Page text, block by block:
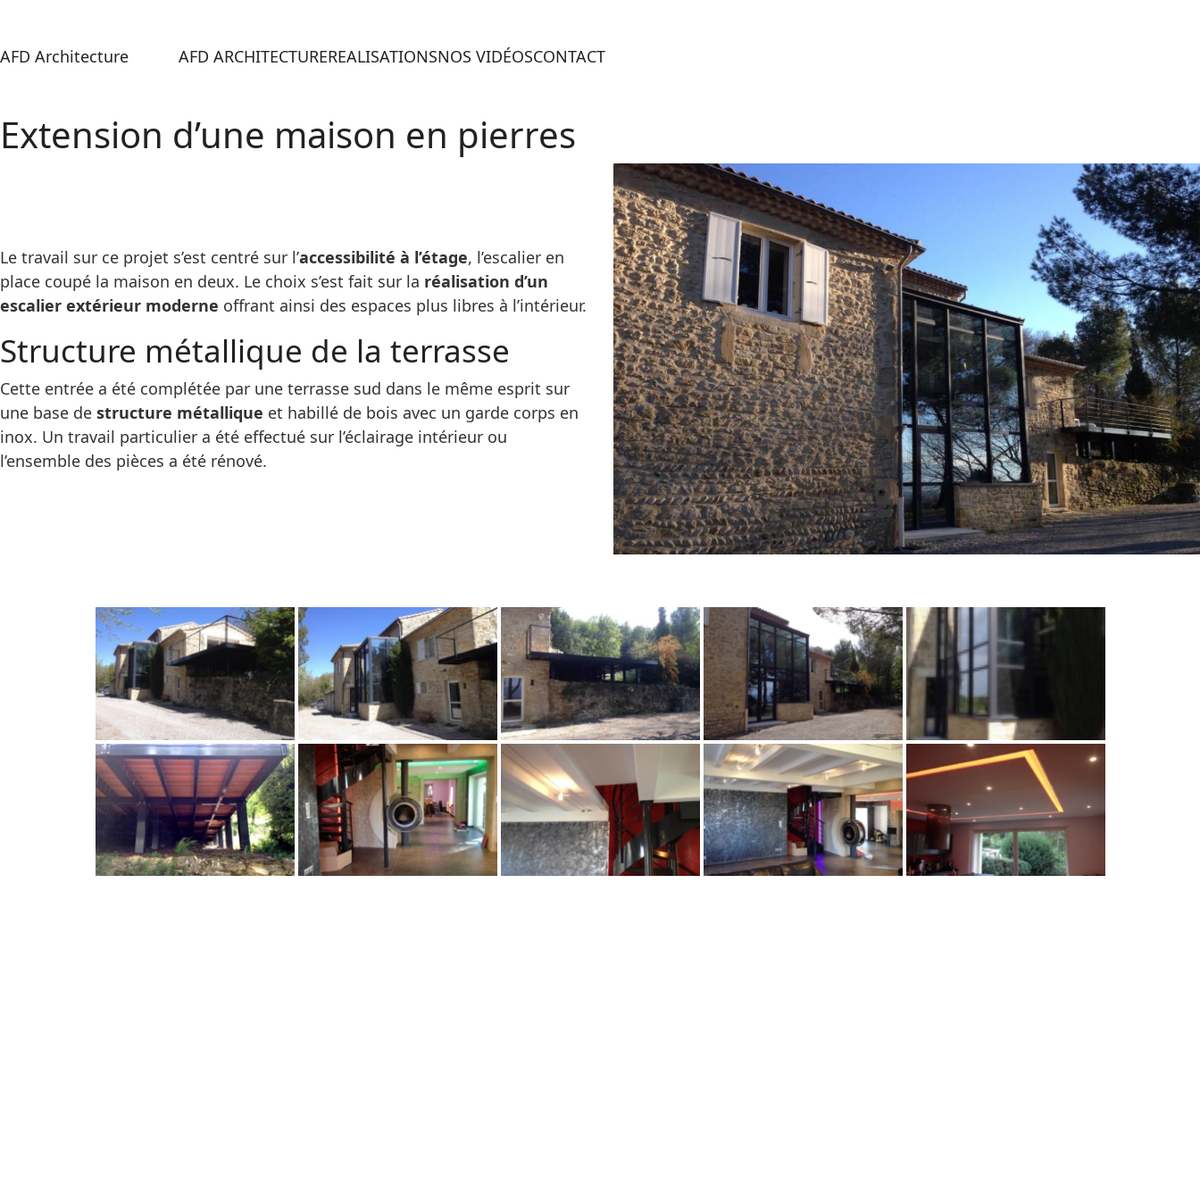
AFD Architecture AFD ARCHITECTUREREALISATIONSNOS VIDÉOSCONTACT
Extension d’une maison en pierres
Le travail sur ce projet s’est centré sur l’accessibilité à l’étage, l’escalier en
place coupé la maison en deux. Le choix s’est fait sur la réalisation d’un
escalier extérieur moderne offrant ainsi des espaces plus libres à l’intérieur.
Structure métallique de la terrasse
Cette entrée a été complétée par une terrasse sud dans le même esprit sur
une base de structure métallique et habillé de bois avec un garde corps en
inox. Un travail particulier a été effectué sur l’éclairage intérieur ou
l’ensemble des pièces a été rénové.